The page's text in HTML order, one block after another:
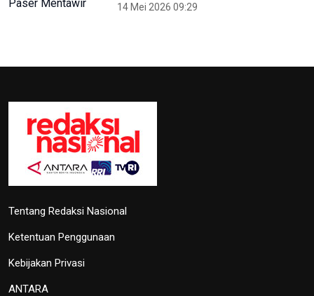
14 Mei 2026 09:29
Tentang Redaksi Nasional
Ketentuan Penggunaan
Kebijakan Privasi
ANTARA